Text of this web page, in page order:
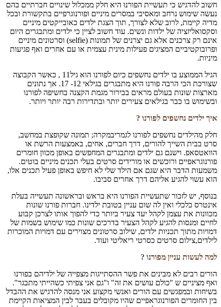
חשוב להדגיש כי תעשיית הפורנו היא חלק ממכלול שינויים חברתיים בהם
נעשה שימוש נרחב ומאסיבי במסרים מיניים ופורנוגרפיים בתקשורת ובכל
מדיה קיימת, לרוב שלא לצורך, תוך הצגת ילדים כאובייקטים מיניים
וסקסואליזציה של ילדות ונשים. עוד חשוב לציין כי ילדים ומתבגרים היום
אינם רק צרכנים אלא גם יצרנים של תמונות (selfie) וסרטונים מיניים
ופרובוקטיביים המציגים פעילות מינית עצמית או עם אחרים ואף פגיעות
מיניות.
הגיל הממוצע בו ילדים נחשפים כיום לפורנו הוא גיל11 , כאשר הקבוצה
שצורכת הכי הרבה פורנו היא מתבגרים בגילאי 12- 17. אך נתונים
מארצות שונות בעולם מראים בבירור מגמת הקצנה בחשיפה לפורנו
ובשימוש בו כבר בגילאים צעירים יותר ובתדירות רבה יותר ויותר.
איך ילדים נחשפים לפורנו ?
חלק מהילדים נחשפים לפורנו לגמריבמקרה; תמונה שקופצת במחשב,
סרט בבית השייך להורים, דרך חברים, אחים, באמצעות הרשת או
הוואטסאפ. וישנם גם ילדים ומתבגרים המחפשים באופן מכוון חומרים
פורנוגראפיים ורוכשים או מורידים סרטים בעלי תכנים מיניים בוטים.
משמעות הדבר היא שגם אם הילד שלי לא חיפש באופן פעיל תכנים אלו,
הוא עשוי להגיע אליהם דרך אחרים סביבו.
בנוסף, יש לזכור שתעשיית הפורנו היא בראש ובראשונה תעשייה בעלת
אינטרס כלכלי ואין לה שום עניין בטובת ילדינו. חברות פורנו שונות
מכוונות את עצמן לקהל יעד צעיר ביותר כדי להפוך אותו לצרכן קבוע
לחיים ומנסות להגיע לקהל הצעיר בדרכים שונות כמו שימוש בשמות של
דמויות מתוך תכניות ילדים, שילוב סרטונים מצוירים עם דמויות המוכרות
לילדים,צילום סרטים כסרטי ריאליטי ועוד.
למה לעשות עניין מפורנו ?
הורים רבים לא מבינים את פשר ההסתייגות מצפייה של ילדיהם בפורנו
ואף מציניים ש "כולם עושים את זה" ו"גם אני צפיתי כשהייתי מתבגר".
בשיחות ובמפגשים עם הורים ואנשי מקצוע אני מנסה להדגיש את ההבדל
בין החומרים הפורנוגראפיים שהיו מקובלים בעבר לבין המציאות הקיימת